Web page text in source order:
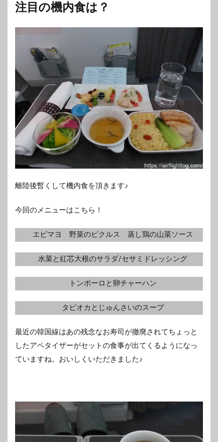
注目の機内食は？
離陸後暫くして機内食を頂きます♪
今回のメニューはこちら！
エビマヨ 野菜のピクルス 蒸し鶏の山菜ソース
水菜と紅芯大根のサラダ/セサミドレッシング
トンポーロと卵チャーハン
タピオカとじゅんさいのスープ
最近の韓国線はあの残念なお寿司が撤廃されてちょっと
したアペタイザーがセットの食事が出てくるようになっ
ていますね。おいしくいただきました♪